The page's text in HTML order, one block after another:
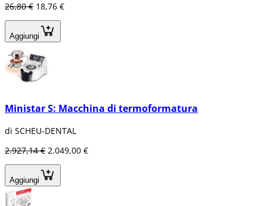
26,80 € 18,76 €
Aggiungi
Ministar S: Macchina di termoformatura
di SCHEU-DENTAL
2.927,14 € 2.049,00 €
Aggiungi